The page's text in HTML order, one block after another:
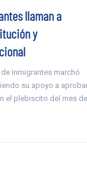
llaman a
y
Inmigrantes marchó
su apoyo a
el plebiscito del mes de